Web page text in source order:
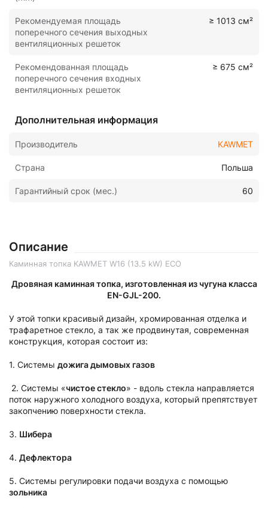
Рекомендуемая площадь
поперечного сечения выходных
вентиляционных решеток
≥ 1013 см²
Рекомендованная площадь
поперечного сечения входных
вентиляционных решеток
≥ 675 см²
Дополнительная информация
Производитель KAWMET
Страна Польша
Гарантийный срок (мес.) 60
Описание
Каминная топка KAWMET W16 (13.5 kW) ECO
Дровяная каминная топка, изготовленная из чугуна класса
EN-GJL-200.
У этой топки красивый дизайн, хромированная отделка и
трафаретное стекло, а так же продвинутая, современная
конструкция, которая состоит из:
1. Системы дожига дымовых газов
2. Системы «чистое стекло» - вдоль стекла направляется
поток наружного холодного воздуха, который препятствует
закопчению поверхности стекла.
3. Шибера
4. Дефлектора
5. Системы регулировки подачи воздуха с помощью
зольника